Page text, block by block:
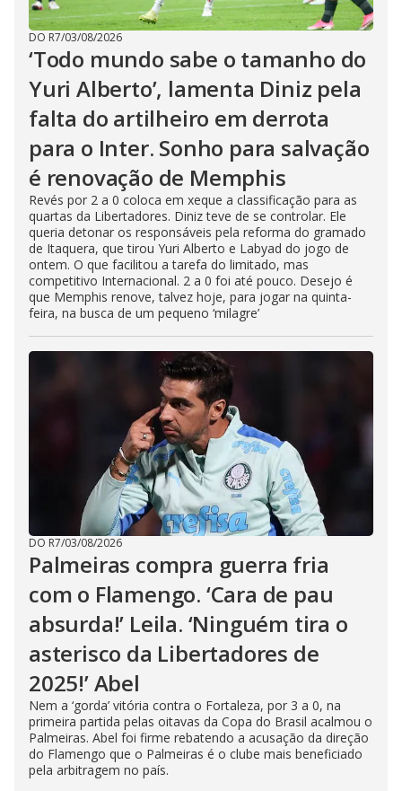
DO R7/03/08/2026
‘Todo mundo sabe o tamanho do
Yuri Alberto’, lamenta Diniz pela
falta do artilheiro em derrota
para o Inter. Sonho para salvação
é renovação de Memphis
Revés por 2 a 0 coloca em xeque a classificação para as
quartas da Libertadores. Diniz teve de se controlar. Ele
queria detonar os responsáveis pela reforma do gramado
de Itaquera, que tirou Yuri Alberto e Labyad do jogo de
ontem. O que facilitou a tarefa do limitado, mas
competitivo Internacional. 2 a 0 foi até pouco. Desejo é
que Memphis renove, talvez hoje, para jogar na quinta-
feira, na busca de um pequeno ‘milagre’
DO R7/03/08/2026
Palmeiras compra guerra fria
com o Flamengo. ‘Cara de pau
absurda!’ Leila. ‘Ninguém tira o
asterisco da Libertadores de
2025!’ Abel
Nem a ‘gorda’ vitória contra o Fortaleza, por 3 a 0, na
primeira partida pelas oitavas da Copa do Brasil acalmou o
Palmeiras. Abel foi firme rebatendo a acusação da direção
do Flamengo que o Palmeiras é o clube mais beneficiado
pela arbitragem no país.